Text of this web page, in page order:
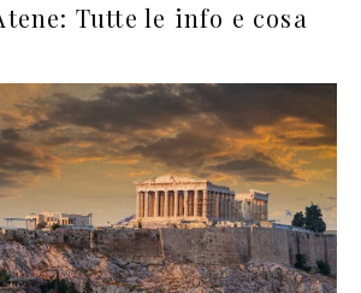
Tutte le info e cosa